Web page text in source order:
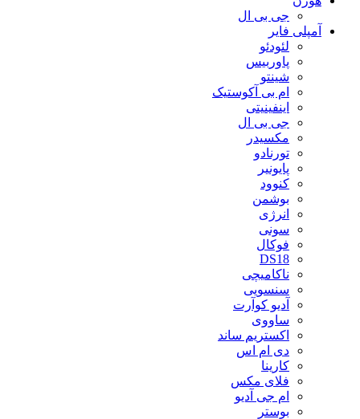
جی بی ال
آمپلی فایر
لئودئو
پاوربیس
شینتو
ام بی آکوستیک
اینفینیتی
جی بی ال
مکسیدر
تورنادو
پایونیر
کنوود
بوشمن
انرژی
سونی
فوکال
DS18
ناکامیچی
سنسویی
آدیو کوآرت
ساووی
اکستریم ساند
دی ام اس
کارینا
فلای مکس
ام جی آدیو
بوستر